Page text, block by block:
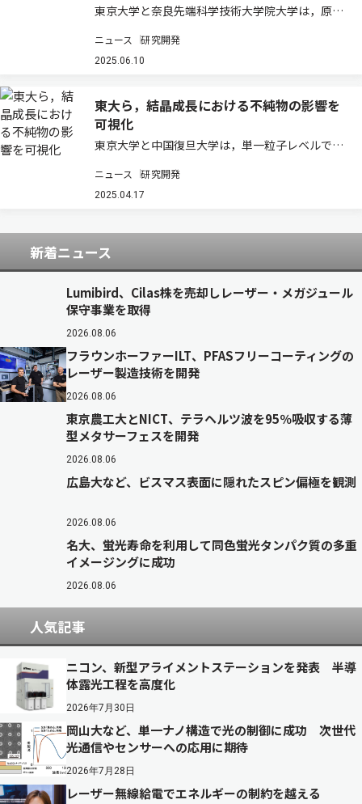
東京大学と奈良先端科学技術大学院大学は，原子
する技術を開発し，トランジスタの高性能化と高
信頼性化を実現した（ニュースリリース）。 デー
ニュース 研究開発
2025.06.10
東大ら，結晶成長における不純物の影響を
可視化
東京大学と中国復旦大学は，単一粒子レベルで不
と「溶融・再結晶化」に分岐することを発見した
（ニュースリリース）。 結晶成長は，材料科学や
ニュース 研究開発
2025.04.17
新着ニュース
Lumibird、Cilas株を売却しレーザー・メガジュール
保守事業を取得
2026.08.06
フラウンホーファーILT、PFASフリーコーティングの
レーザー製造技術を開発
2026.08.06
東京農工大とNICT、テラヘルツ波を95％吸収する薄
型メタサーフェスを開発
2026.08.06
広島大など、ビスマス表面に隠れたスピン偏極を観測
2026.08.06
名大、蛍光寿命を利用して同色蛍光タンパク質の多重
イメージングに成功
2026.08.06
人気記事
ニコン、新型アライメントステーションを発表 半導
体露光工程を高度化
2026年7月30日
岡山大など、単一ナノ構造で光の制御に成功 次世代
光通信やセンサーへの応用に期待
2026年7月28日
レーザー無線給電でエネルギーの制約を越える